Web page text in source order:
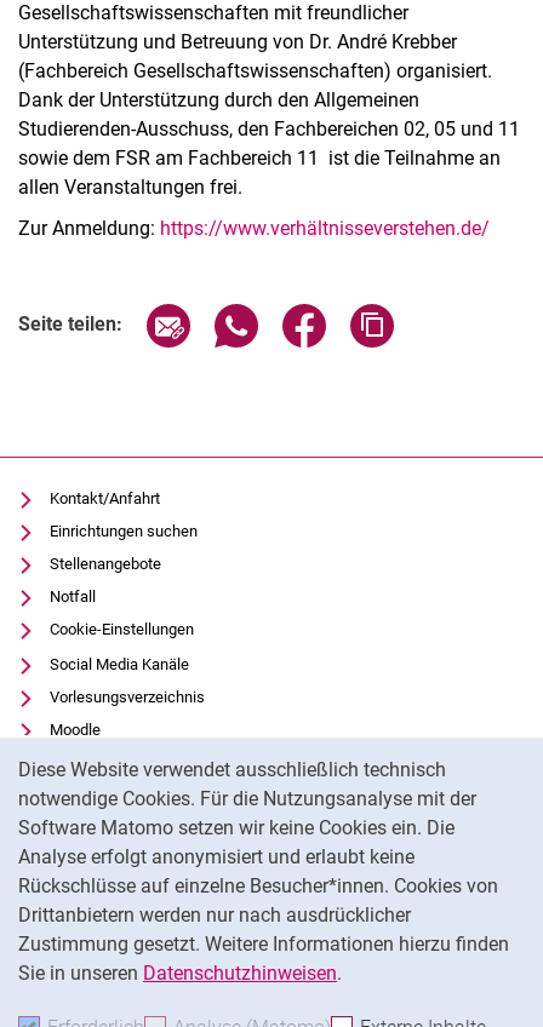
Diese Website verwendet ausschließlich technisch
notwendige Cookies. Für die Nutzungsanalyse mit der
Software Matomo setzen wir keine Cookies ein. Die
Analyse erfolgt anonymisiert und erlaubt keine
Rückschlüsse auf einzelne Besucher*innen. Cookies von
Drittanbietern werden nur nach ausdrücklicher
Zustimmung gesetzt. Weitere Informationen hierzu finden
Sie in unseren Datenschutzhinweisen.
Gesellschaftswissenschaften mit freundlicher
Unterstützung und Betreuung von Dr. André Krebber
(Fachbereich Gesellschaftswissenschaften) organisiert.
Dank der Unterstützung durch den Allgemeinen
Studierenden-Ausschuss, den Fachbereichen 02, 05 und 11
sowie dem FSR am Fachbereich 11 ist die Teilnahme an
allen Veranstaltungen frei.
Zur Anmeldung: https://www.verhältnisseverstehen.de/
Seite teilen: Seite über E-Mail teilen
Seite über WhatsApp teilen
Seite über Facebook
Kontakt/Anfahrt
Einrichtungen suchen
Stellenangebote
Notfall
Cookie-Einstellungen
Social Media Kanäle
Vorlesungsverzeichnis
Moodle
Panopto
Universitätsbibliothek
Datenschutz
Barrierefreiheit
Transparenter KI-Einsatz